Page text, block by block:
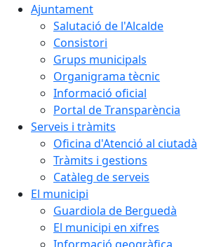
Ajuntament
Salutació de l'Alcalde
Consistori
Grups municipals
Organigrama tècnic
Informació oficial
Portal de Transparència
Serveis i tràmits
Oficina d'Atenció al ciutadà
Tràmits i gestions
Catàleg de serveis
El municipi
Guardiola de Berguedà
El municipi en xifres